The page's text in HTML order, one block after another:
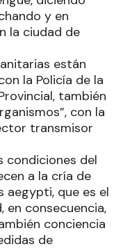
y en
la ciudad de
están
la Policía de la
también
con la
transmisor
condiciones del
a la cría de
aegypti, que es el
en consecuencia,
conciencia
de